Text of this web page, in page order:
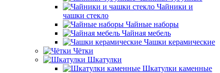
Чайники и
чашки стекло
Чайные наборы
Чайная мебель
Чашки керамические
Чётки
Шкатулки
Шкатулки каменные